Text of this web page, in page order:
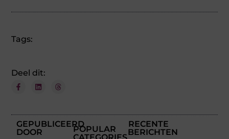
Tags:
Deel dit:
GEPUBLICEERD
DOOR
POPULAR
RECENTE
BERICHTEN